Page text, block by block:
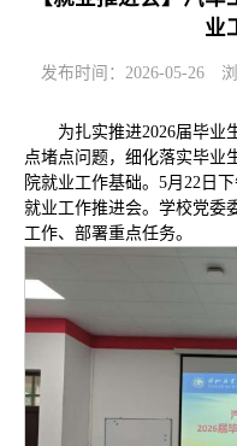
业
发布时间：2026-05-26
为扎实推进2026届毕业
点堵点问题，细化落实毕业
院就业工作基础。5月22日
就业工作推进会。学校党委
工作、部署重点任务。